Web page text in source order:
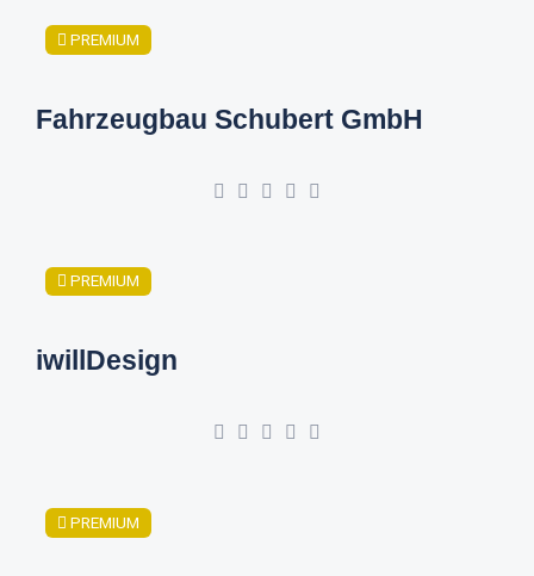
PREMIUM
Fahrzeugbau Schubert GmbH
PREMIUM
iwillDesign
PREMIUM